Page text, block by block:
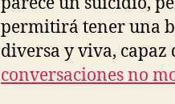
permitirá tener una
diversa y viva,
conversaciones no